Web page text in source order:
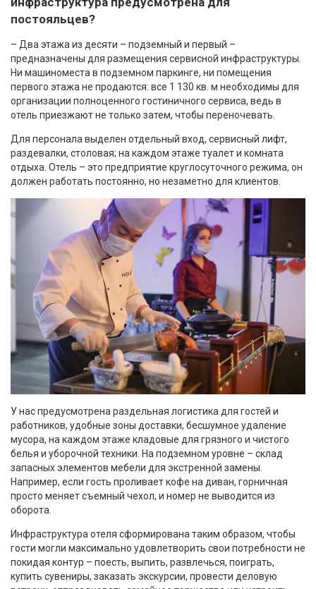
постояльцев?
– Два этажа из десяти – подземный и первый –
предназначены для размещения сервисной инфраструктуры.
Ни машиноместа в подземном паркинге, ни помещения
первого этажа не продаются: все 1 130 кв. м необходимы для
организации полноценного гостиничного сервиса, ведь в
отель приезжают не только затем, чтобы переночевать.
Для персонала выделен отдельный вход, сервисный лифт,
раздевалки, столовая; на каждом этаже туалет и комната
отдыха. Отель – это предприятие круглосуточного режима, он
должен работать постоянно, но незаметно для клиентов.
У нас предусмотрена раздельная логистика для гостей и
работников, удобные зоны доставки, бесшумное удаление
мусора, на каждом этаже кладовые для грязного и чистого
белья и уборочной техники. На подземном уровне – склад
запасных элементов мебели для экстренной замены.
Например, если гость проливает кофе на диван, горничная
просто меняет съемный чехол, и номер не выводится из
оборота.
Инфраструктура отеля сформирована таким образом, чтобы
гости могли максимально удовлетворить свои потребности не
покидая контур – поесть, выпить, развлечься, поиграть,
купить сувениры, заказать экскурсии, провести деловую